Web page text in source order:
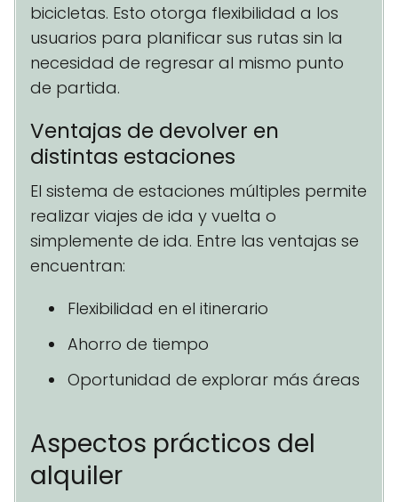
bicicletas. Esto otorga flexibilidad a los
usuarios para planificar sus rutas sin la
necesidad de regresar al mismo punto
de partida.
Ventajas de devolver en
distintas estaciones
El sistema de estaciones múltiples permite
realizar viajes de ida y vuelta o
simplemente de ida. Entre las ventajas se
encuentran:
Flexibilidad en el itinerario
Ahorro de tiempo
Oportunidad de explorar más áreas
Aspectos prácticos del
alquiler